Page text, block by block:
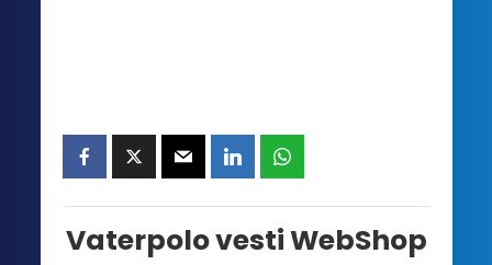
Vaterpolo vesti WebShop